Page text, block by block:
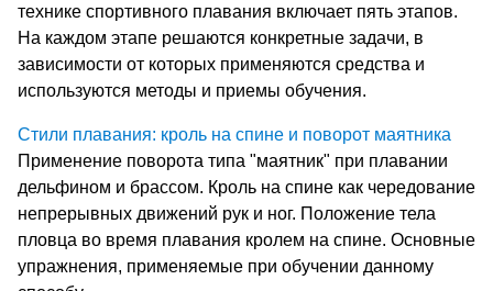
технике спортивного плавания включает пять этапов.
На каждом этапе решаются конкретные задачи, в
зависимости от которых применяются средства и
используются методы и приемы обучения.
Стили плавания: кроль на спине и поворот маятника
Применение поворота типа "маятник" при плавании
дельфином и брассом. Кроль на спине как чередование
непрерывных движений рук и ног. Положение тела
пловца во время плавания кролем на спине. Основные
упражнения, применяемые при обучении данному